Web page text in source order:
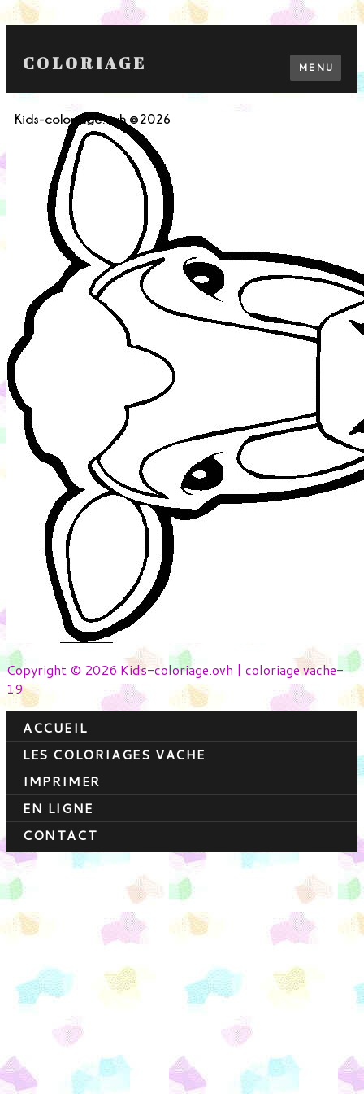
COLORIAGE MENU
Copyright © 2026 Kids-coloriage.ovh | coloriage vache-
19
ACCUEIL
LES COLORIAGES VACHE
IMPRIMER
EN LIGNE
CONTACT